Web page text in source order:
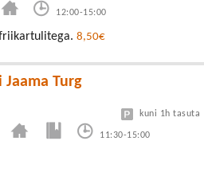
12:00-15:00
8,50€
Turg
11:30-15:00
kuni 1h tasuta